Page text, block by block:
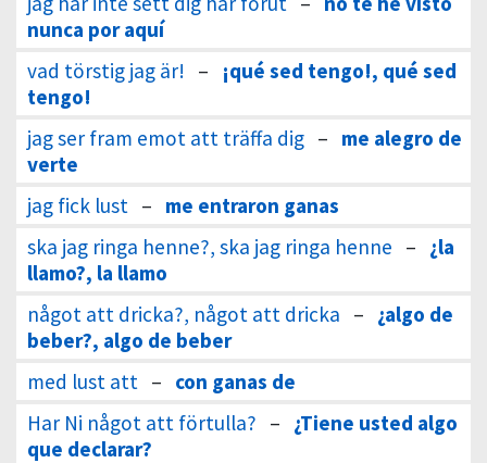
nunca por aquí
vad törstig jag är! –
¡qué sed tengo!, qué sed
tengo!
jag ser fram emot att träffa dig – me alegro de
verte
jag fick lust – me entraron ganas
ska jag ringa henne?, ska jag ringa henne – ¿la
llamo?, la llamo
något att dricka?, något att dricka – ¿algo de
beber?, algo de beber
med lust att – con ganas de
Har Ni något att förtulla? – ¿Tiene usted algo
que declarar?